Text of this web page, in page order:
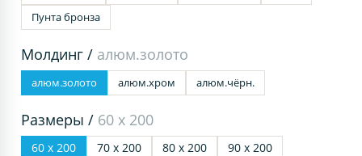
Пунта бронза
Молдинг / алюм.золото
алюм.золото алюм.хром алюм.чёрн.
Размеры / 60 х 200
60 х 200 70 х 200 80 х 200 90 х 200